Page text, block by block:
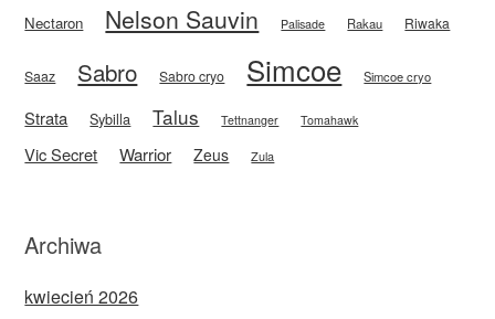
Nectaron Nelson Sauvin Palisade Rakau Riwaka
Saaz Sabro Sabro cryo Simcoe Simcoe cryo
Strata Sybilla Talus Tettnanger Tomahawk
Vic Secret Warrior Zeus Zula
Archiwa
kwiecień 2026